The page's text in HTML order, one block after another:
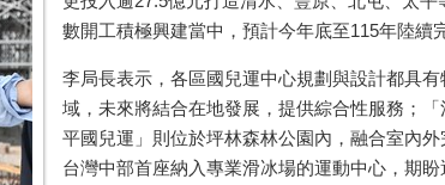
數開工積極興建當中，預計今年底至115年陸續
李局長表示，各區國兒運中心規劃與設計都具
域，未來將結合在地發展，提供綜合性服務；
平國兒運」則位於坪林森林公園內，融合室內
台灣中部首座納入專業滑冰場的運動中心，期